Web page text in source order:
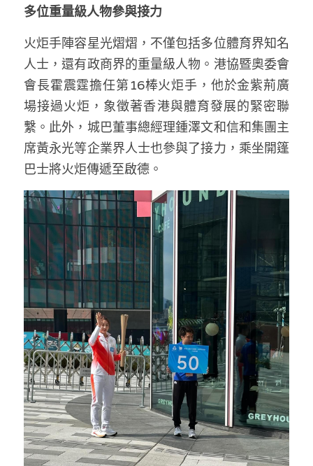
多位重量級人物參與接力
火炬手陣容星光熠熠，不僅包括多位體育界知名
人士，還有政商界的重量級人物。港協暨奧委會
會長霍震霆擔任第16棒火炬手，他於金紫荊廣
場接過火炬，象徵著香港與體育發展的緊密聯
繫。此外，城巴董事總經理鍾澤文和信和集團主
席黃永光等企業界人士也參與了接力，乘坐開篷
巴士將火炬傳遞至啟德。